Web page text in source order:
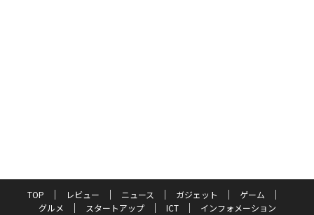
TOP レビュー ニュース ガジェット
ゲーム
グルメ
スタートアップ ICT
インフォメーション